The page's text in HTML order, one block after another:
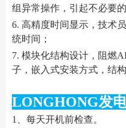
组异常操作，引起不必要的
6. 高精度时间显示，技术
统时间；
7. 模块化结构设计，阻燃
子，嵌入式安装方式，结
LONGHONG发
1、每天开机前检查。